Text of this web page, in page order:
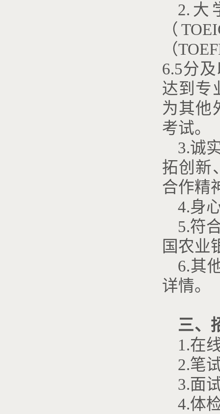
2.大
（
（
6.5分
达到专
为其他
考试。
3.诚
拓创新
合作精
4.身
5.符
国农业
6.其
详情。
三、
1.在
2.笔
3.面
4.体